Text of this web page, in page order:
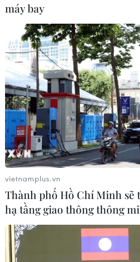
quốc Anh tổ chức biểu tình
mới mà họ cho là khiến vùng
phần còn lại của nước Anh.
Trước tình hình trên, Chính
phương gia hạn thời gian
quan với một số mặt hàng cụ
giận. Hiện 2 bên vẫn chưa
chung để tháo gỡ vấn đề./.
máy bay
vietnamplus.vn
Thành phố Hồ Chí Minh sẽ
hạ tầng giao thông thông